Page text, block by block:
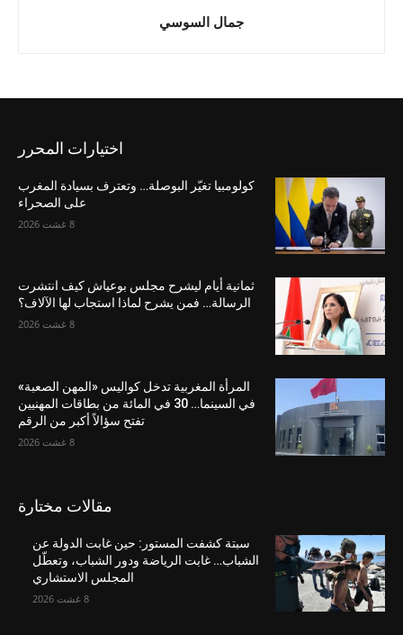
جمال السوسي
اختيارات المحرر
كولومبيا تغيّر البوصلة… وتعترف بسيادة المغرب
على الصحراء
8 غشت 2026
ثمانية أيام ليشرح مجلس بوعياش كيف انتشرت
الرسالة… فمن يشرح لماذا استجاب لها الآلاف؟
8 غشت 2026
المرأة المغربية تدخل كواليس «المهن الصعبة»
في السينما… 30 في المائة من بطاقات المهنيين
تفتح سؤالاً أكبر من الرقم
8 غشت 2026
مقالات مختارة
سبتة كشفت المستور: حين غابت الدولة عن
الشباب… غابت الرياضة ودور الشباب، وتعطّل
المجلس الاستشاري
8 غشت 2026